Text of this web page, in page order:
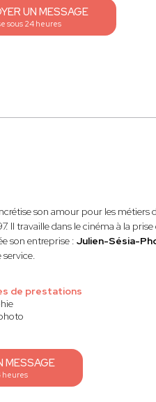
UN MESSAGE
sous 24 heures
son amour pour les métiers
Il travaille dans le cinéma à la
son entreprise :Julien-Sésia-
service.
de prestations
MESSAGE
heures